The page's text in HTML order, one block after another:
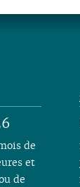
de
et
de